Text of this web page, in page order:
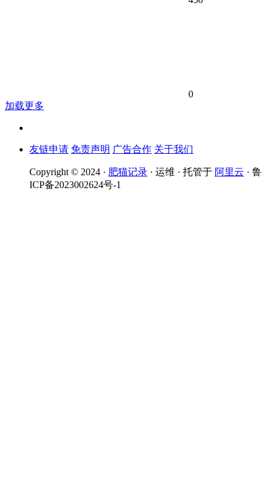
0
加载更多
友链申请 免责声明 广告合作 关于我们
Copyright © 2024 · 肥猫记录 · 运维 · 托管于 阿里云 · 鲁
ICP备2023002624号-1